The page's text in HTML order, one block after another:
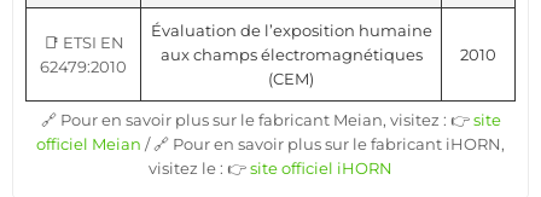
📑 ETSI EN
62479:2010
Évaluation de l’exposition humaine
aux champs électromagnétiques
(CEM)
2010
🔗 Pour en savoir plus sur le fabricant Meian, visitez : 👉site
officiel Meian / 🔗 Pour en savoir plus sur le fabricant iHORN,
visitez le : 👉site officiel iHORN